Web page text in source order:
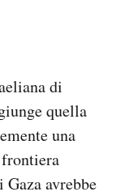
di
quella
una
avrebbe